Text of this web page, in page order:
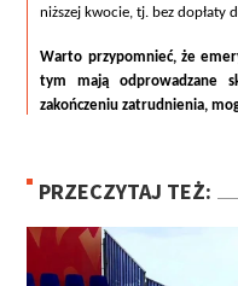
niższej kwocie, tj. bez dopłaty
Warto przypomnieć, że
tym mają odprowadzane
zakończeniu zatrudnienia,
PRZECZYTAJ TEŻ: